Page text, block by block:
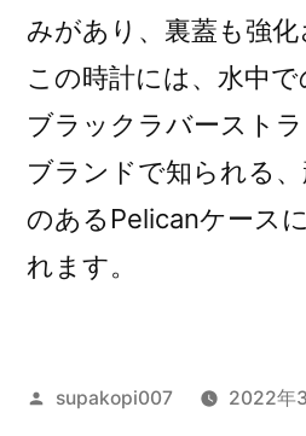
みがあり、裏蓋も強化
この時計には、水中
ブラックラバースト
ブランドで知られる
のあるPelicanケース
れます。
投
supakopi007 2022年